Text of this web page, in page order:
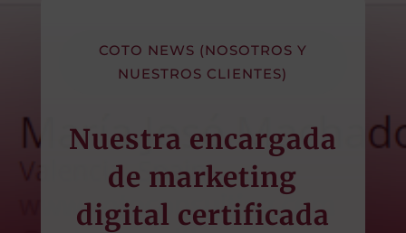
COTO NEWS (NOSOTROS Y
NUESTROS CLIENTES)
Nuestra encargada
de marketing
digital certificada